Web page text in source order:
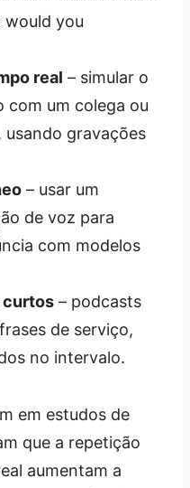
would you
real – simular o
com um colega ou
usando gravações
– usar um
de voz para
com modelos
curtos – podcasts
de serviço,
no intervalo.
em estudos de
que a repetição
aumentam a